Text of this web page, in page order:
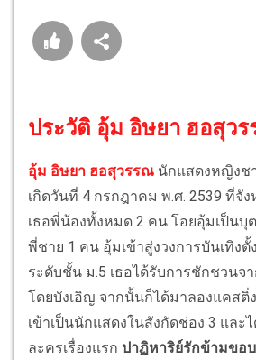
ประวัติ อุ้ม อิษยา ฮอสุว
อุ้ม อิษยา ฮอสุวรรณ นักแสดงหญิงช
เกิดวันที่ 4 กรกฎาคม พ.ศ. 2539 ที่จั
เธอพี่น้องทั้งหมด 2 คน โอยอุ้มเป็นบุ
พี่ชาย 1 คน อุ้มเข้าสู่งวงการบันเทิง
ระดับชั้น ม.5 เธอได้รับการชักชวนจ
โดยบังเอิญ จากนั้นก็ได้มาลองแคส
เข้าเป็นนักแสดงในสังกัดช่อง 3 และ
ละครเรื่องแรก ปาฏิหาริย์รักข้ามขอ